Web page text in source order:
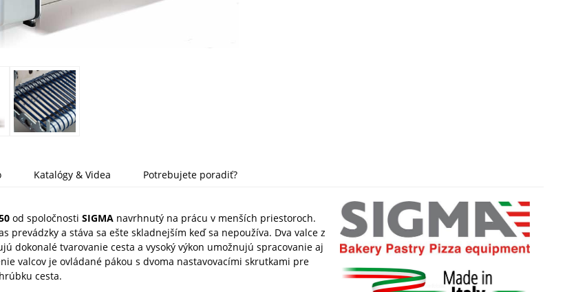
Katalógy & Videa Potrebujete poradiť?
od spoločnostiSIGMA navrhnutý na prácu v menších priestoroch.
prevádzky a stáva sa ešte skladnejším keď sa nepoužíva. Dva valce z
dokonalé tvarovanie cesta a vysoký výkon umožnujú spracovanie aj
valcov je ovládané pákou s dvoma nastavovacími skrutkami pre
cesta.